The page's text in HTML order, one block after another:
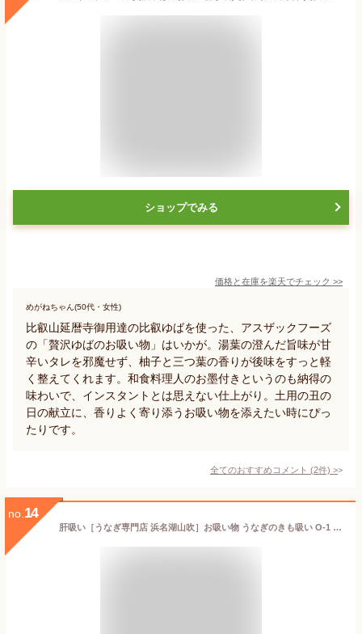
ショップでみる
価格と在庫を楽天でチェック >>
めがねちゃん(50代・女性)
比叡山延暦寺御用達の比叡ゆばを使った、アスザックフーズ
の「贅沢ゆばのお吸い物」はいかが。湯葉の澄んだ旨味が甘
辛いタレを邪魔せず、柚子と三つ葉の香りが後味をすっと軽
く整えてくれます。和食料理人のお墨付きというのも納得の
味わいで、インスタントとは思えない仕上がり。土用の丑の
日の献立に、香りよく寄り添うお吸い物を添えたい時にぴっ
たりです。
全てのおすすめコメント (2件) >
no. 14
肝吸い［うなぎ専門店 浜名湖山吹］お吸い物 うなぎのきも吸い O-1 о_老舗デパ地下鰻屋の国内産の、うなぎ。お祝い ギフト プレゼント 贈り物 などに最適！食品ギフト【ウナギ、鰻、国産】